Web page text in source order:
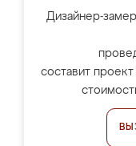
Дизайнер-
составит